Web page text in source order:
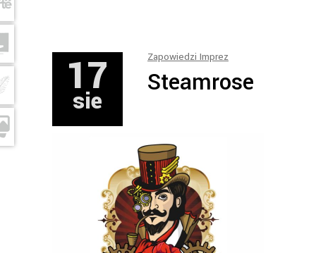
17
sie
Zapowiedzi Imprez
Steamrose